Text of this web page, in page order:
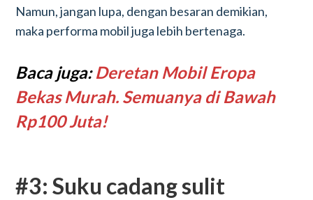
Namun, jangan lupa, dengan besaran demikian,
maka performa mobil juga lebih bertenaga.
Baca juga:Deretan Mobil Eropa
Bekas Murah. Semuanya di Bawah
Rp100 Juta!
#3: Suku cadang sulit